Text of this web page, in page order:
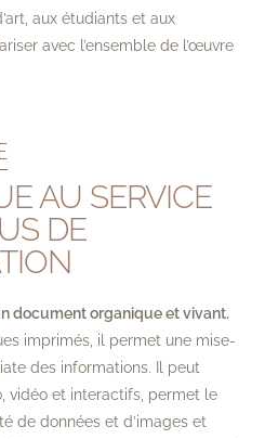
aux étudiants et aux
avec l’ensemble de l’œuvre
AU SERVICE
DE
document organique et vivant.
imprimés, il permet une mise-
des informations. Il peut
vidéo et interactifs, permet le
de données et d’images et